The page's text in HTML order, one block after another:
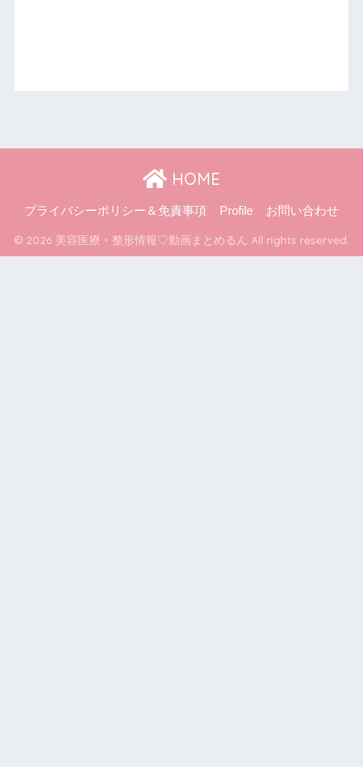
HOME
プライバシーポリシー＆免責事項 Profile お問い合わせ
© 2026 美容医療・整形情報♡動画まとめるん All rights reserved.